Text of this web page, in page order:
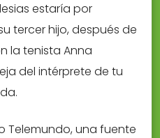
estaría por
tercer hijo, después de
la tenista Anna
del intérprete de tu
Telemundo, una fuente